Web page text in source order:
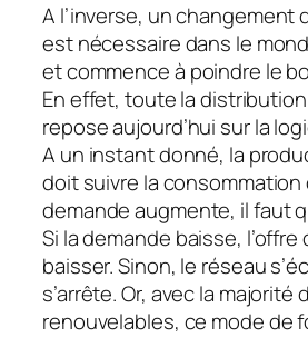
A l’inverse, un changement
est nécessaire dans le
et commence à poindre le
En effet, toute la distribution
repose aujourd’hui sur la
A un instant donné, la
doit suivre la consommation
demande augmente, il faut
Si la demande baisse,
baisser. Sinon, le réseau
s’arrête. Or, avec la majorité
renouvelables, ce mode de